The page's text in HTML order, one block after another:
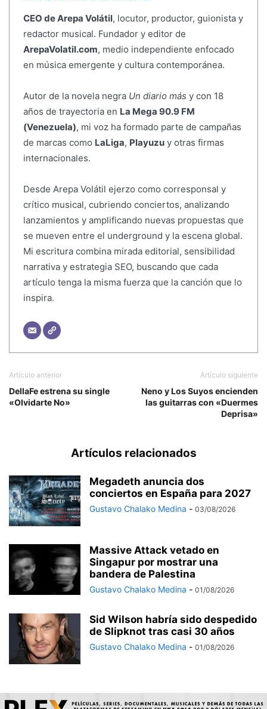
CEO de Arepa Volátil, locutor, productor, guionista y
redactor musical. Fundador y editor de
ArepaVolatil.com, medio independiente enfocado
en música emergente y cultura contemporánea.
Autor de la novela negra Un diario más y con 18
años de trayectoria en La Mega 90.9 FM
(Venezuela), mi voz ha formado parte de campañas
de marcas como LaLiga, Playuzuy otras firmas
internacionales.
Desde Arepa Volátil ejerzo como corresponsal y
crítico musical, cubriendo conciertos, analizando
lanzamientos y amplificando nuevas propuestas que
se mueven entre el underground y la escena global.
Mi escritura combina mirada editorial, sensibilidad
narrativa y estrategia SEO, buscando que cada
artículo tenga la misma fuerza que la canción que lo
inspira.
Artículo anterior
DellaFe estrena su single
«Olvidarte No»
Artículo siguiente
Neno y Los Suyos encienden
las guitarras con «Duermes
Deprisa»
Artículos relacionados
Megadeth anuncia dos
conciertos en España para 2027
Gustavo Chalako Medina - 03/08/2026
Massive Attack vetado en
Singapur por mostrar una
bandera de Palestina
Gustavo Chalako Medina - 01/08/2026
Sid Wilson habría sido despedido
de Slipknot tras casi 30 años
Gustavo Chalako Medina - 01/08/2026